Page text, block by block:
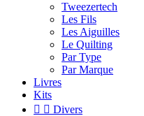
Tweezertech
Les Fils
Les Aiguilles
Le Quilting
Par Type
Par Marque
Livres
Kits
  Divers